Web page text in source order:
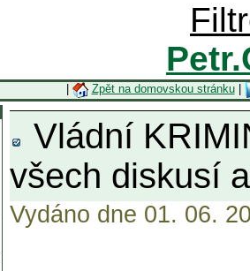
Zpět na domovskou stránku|
Vládní
všech diskusí
Vydáno dne 01. 06.